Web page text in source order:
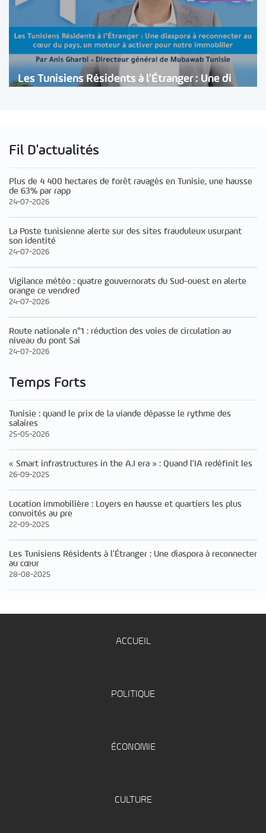
Les Tunisiens Résidents à l’Étranger : Une di
Fil D'actualités
Plus de 4 400 hectares de forêt ravagés en Tunisie, une hausse
de 63% par rapp
24-07-2026
La Poste tunisienne alerte sur des sites frauduleux usurpant
son identité
24-07-2026
Vigilance météo : quatre gouvernorats du Sud-ouest en alerte
orange ce vendred
24-07-2026
Route nationale n°1 : réduction des voies de circulation au
niveau du pont Sai
24-07-2026
Temps Forts
Tunisie : quand le prix de la viande dépasse le rythme des
salaires
25-05-2026
« Smart infrastructures in the A.I era » : Quand l’IA redéfinit les
26-09-2025
Location immobilière : Loyers en hausse et quartiers les plus
convoités au pre
22-09-2025
Les Tunisiens Résidents à l’Étranger : Une diaspora à reconnecter
au cœur
28-08-2025
ACCUEIL
POLITIQUE
ÉCONOMIE
CULTURE